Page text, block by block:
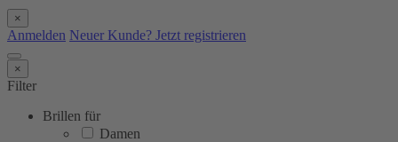
×
Anmelden Neuer Kunde? Jetzt registrieren
×
Filter
Brillen für
Damen